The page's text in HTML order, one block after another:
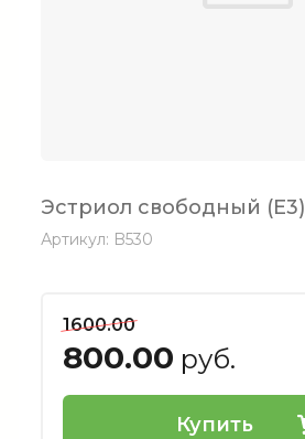
Эстриол свободный (Е3)
Артикул: B530
1600.00
800.00 руб.
Купить